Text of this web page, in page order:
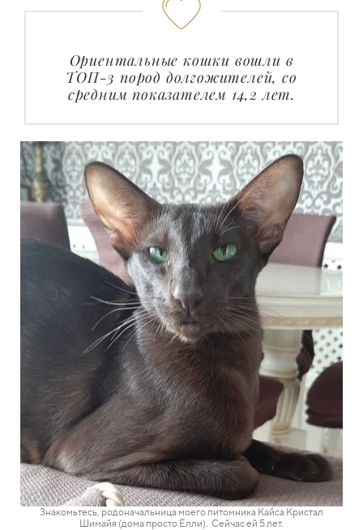
Ориентальные кошки вошли в
ТОП-3 пород долгожителей, со
средним показателем 14,2 лет.
Знакомьтесь, родоначальница моего питомника Кайса Кристал
Шимайя (дома просто Ёлли). Сейчас ей 5лет.